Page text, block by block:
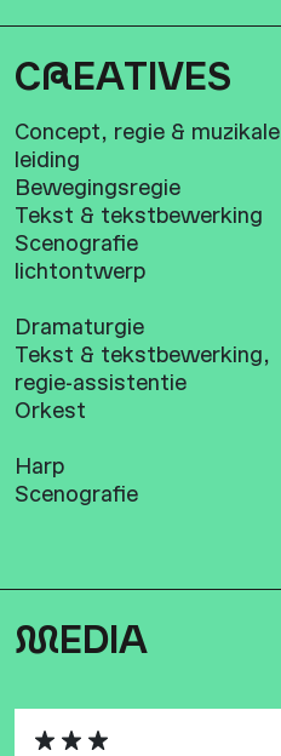
CREATIVES
Concept, regie & muzikale
leiding
Bewegingsregie
Tekst & tekstbewerking
Scenografie
lichtontwerp
Dramaturgie
Tekst & tekstbewerking,
regie-assistentie
Orkest
Harp
Scenografie
MEDIA